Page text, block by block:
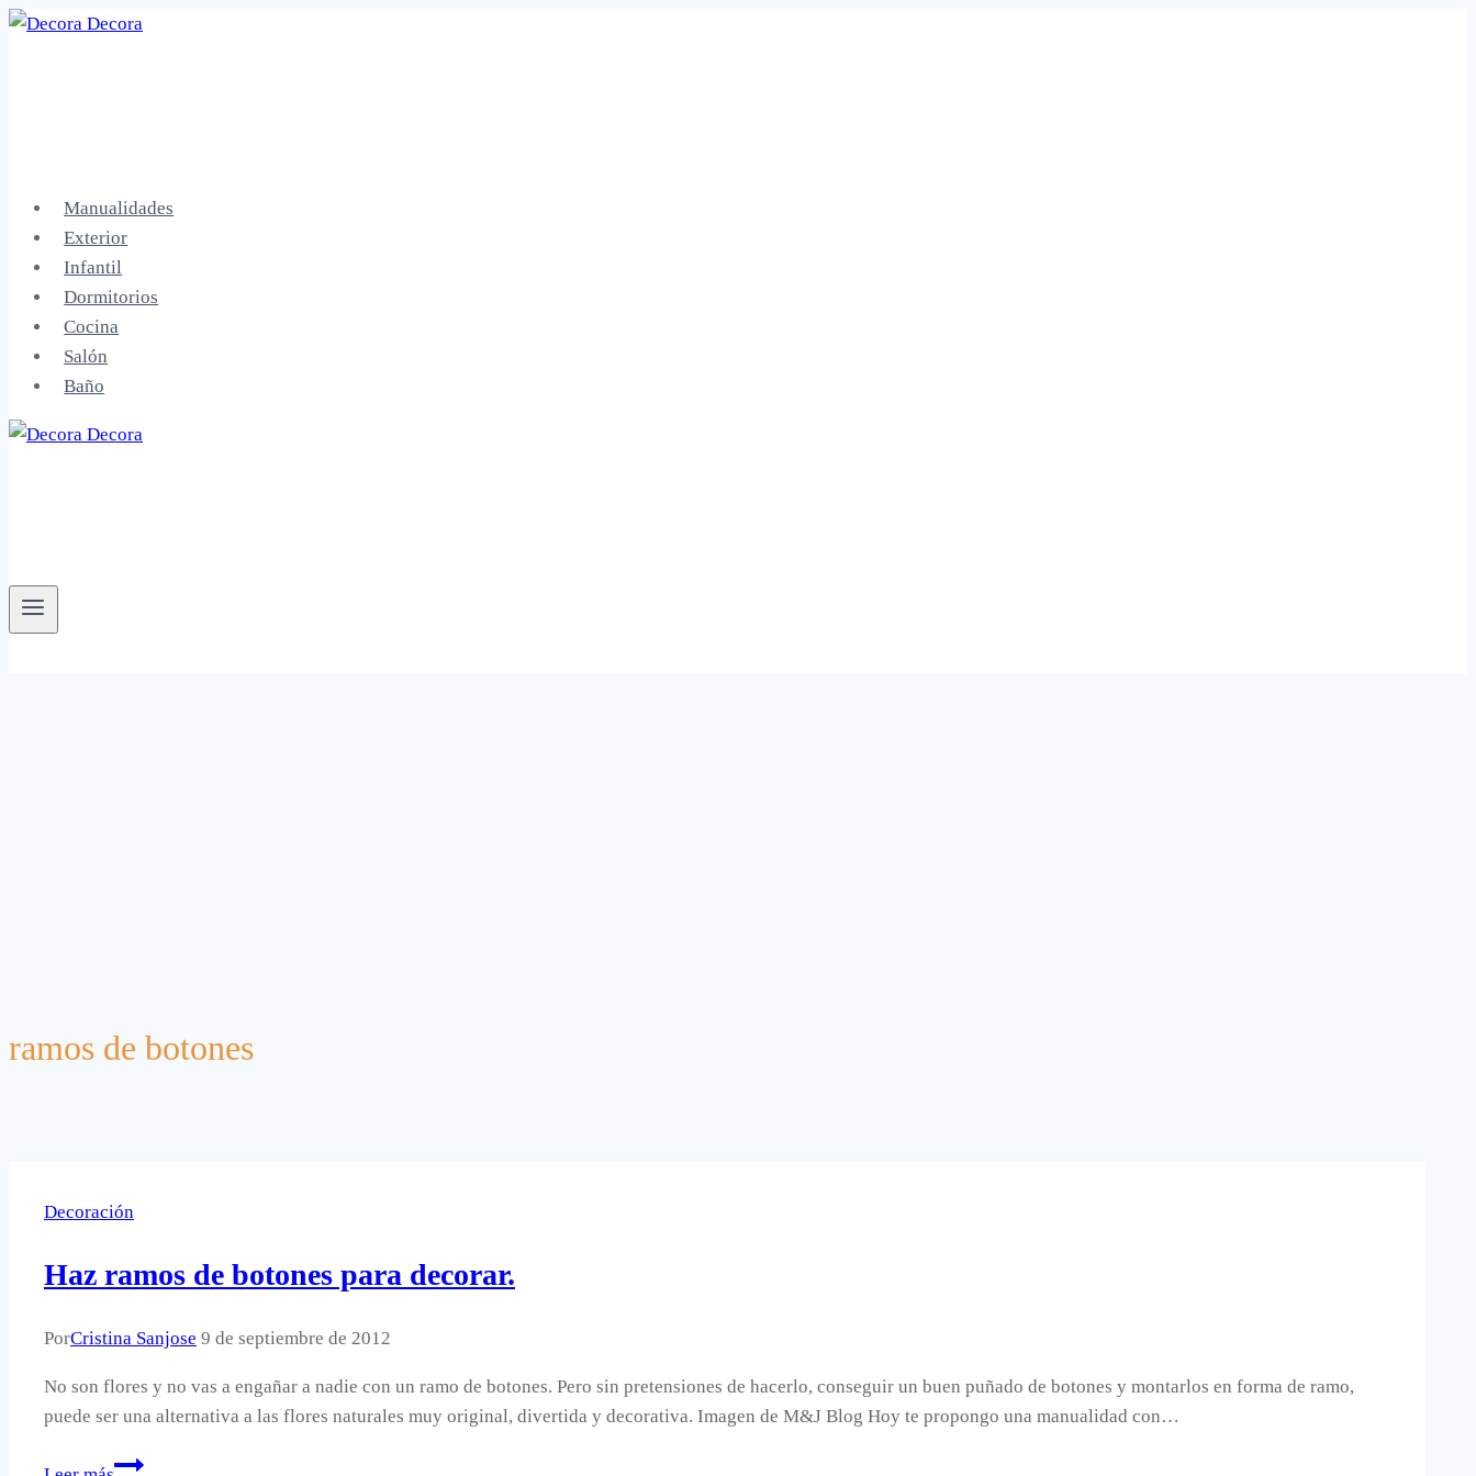
Saltar
Manualidades
Exterior
Infantil
Dormitorios
Cocina
Salón
Baño
ramos de botones
Decoración
Haz ramos de botones para decorar.
PorCristina Sanjose 9 de septiembre de 2012
No son flores y no vas a engañar a nadie con un ramo de botones. Pero sin pretensiones de hacerlo, conseguir un buen puñado de botones y montarlos en forma de ramo,
puede ser una alternativa a las flores naturales muy original, divertida y decorativa. Imagen de M&J Blog Hoy te propongo una manualidad con…
Haz